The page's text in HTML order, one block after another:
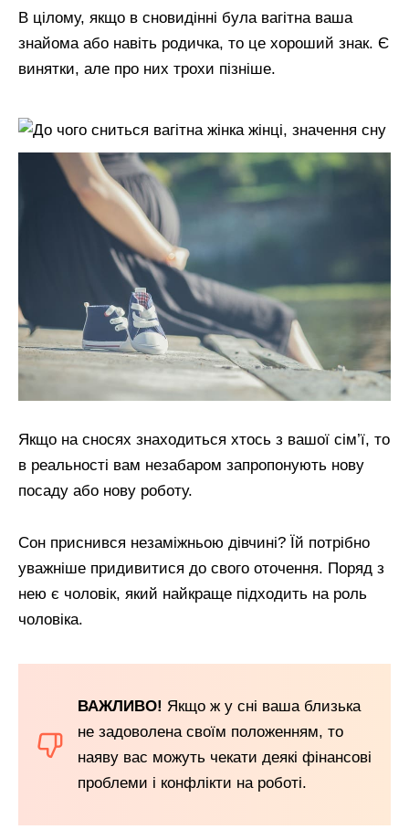
В цілому, якщо в сновидінні була вагітна ваша
знайома або навіть родичка, то це хороший знак. Є
винятки, але про них трохи пізніше.
Якщо на сносях знаходиться хтось з вашої сім’ї, то
в реальності вам незабаром запропонують нову
посаду або нову роботу.
Сон приснився незаміжньою дівчині? Їй потрібно
уважніше придивитися до свого оточення. Поряд з
нею є чоловік, який найкраще підходить на роль
чоловіка.
ВАЖЛИВО! Якщо ж у сні ваша близька
не задоволена своїм положенням, то
наяву вас можуть чекати деякі фінансові
проблеми і конфлікти на роботі.